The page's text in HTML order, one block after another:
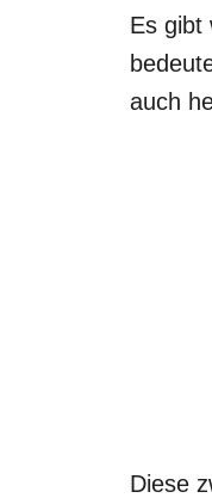
Es gibt
auch
Diese